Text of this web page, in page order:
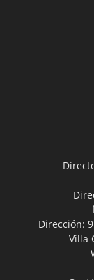
Dirección:
Villa